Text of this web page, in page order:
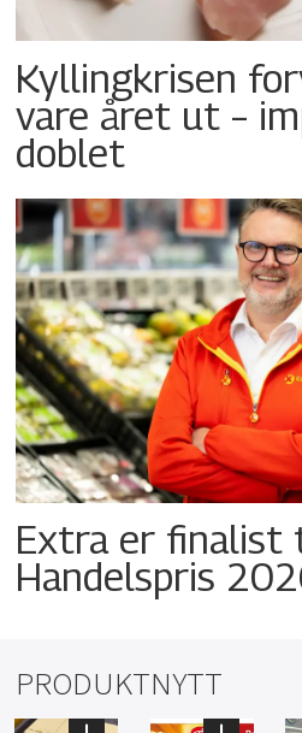
Kyllingkrisen
vare året ut –
doblet
Extra er finalist
Handelspris
PRODUKTNYTT